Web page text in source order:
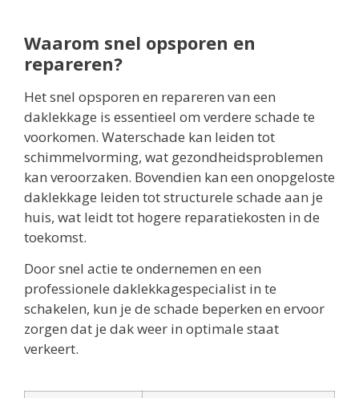
Waarom snel opsporen en
repareren?
Het snel opsporen en repareren van een
daklekkage is essentieel om verdere schade te
voorkomen. Waterschade kan leiden tot
schimmelvorming, wat gezondheidsproblemen
kan veroorzaken. Bovendien kan een onopgeloste
daklekkage leiden tot structurele schade aan je
huis, wat leidt tot hogere reparatiekosten in de
toekomst.
Door snel actie te ondernemen en een
professionele daklekkagespecialist in te
schakelen, kun je de schade beperken en ervoor
zorgen dat je dak weer in optimale staat
verkeert.